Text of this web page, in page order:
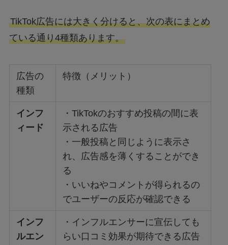
TikTok広告には大きく分けると、次の表にまとめ
ている通り4種類あります。
広告の
種類
特徴（メリット）
インフ
ィード
・TikTokのおすすめ投稿の間に表
示される広告
・一般投稿と同じように表示さ
れ、広告感を薄くすることができ
る
・いいねやコメントが得られるの
でユーザーの反応が確認できる
インフ
ルエン
・インフルエンサーに宣伝しても
らい口コミ効果が期待できる広告